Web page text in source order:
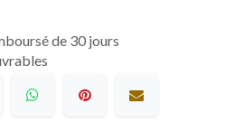
de 30 jours